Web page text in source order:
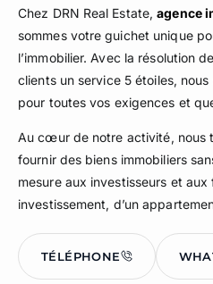
Chez DRN Real Estate,agence
sommes votre guichet unique
l’immobilier. Avec la résolution
clients un service 5 étoiles,
pour toutes vos exigences et
Au cœur de notre activité, nous
fournir des biens immobiliers
mesure aux investisseurs et aux
investissement, d’un
TÉLÉPHONE